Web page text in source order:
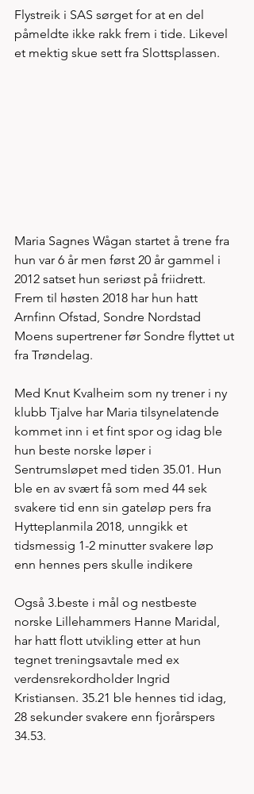
Flystreik i SAS sørget for at en del
påmeldte ikke rakk frem i tide. Likevel
et mektig skue sett fra Slottsplassen.
Maria Sagnes Wågan startet å trene fra
hun var 6 år men først 20 år gammel i
2012 satset hun seriøst på friidrett.
Frem til høsten 2018 har hun hatt
Arnfinn Ofstad, Sondre Nordstad
Moens supertrener før Sondre flyttet ut
fra Trøndelag.
Med Knut Kvalheim som ny trener i ny
klubb Tjalve har Maria tilsynelatende
kommet inn i et fint spor og idag ble
hun beste norske løper i
Sentrumsløpet med tiden 35.01. Hun
ble en av svært få som med 44 sek
svakere tid enn sin gateløp pers fra
Hytteplanmila 2018, unngikk et
tidsmessig 1-2 minutter svakere løp
enn hennes pers skulle indikere
Også 3.beste i mål og nestbeste
norske Lillehammers Hanne Maridal,
har hatt flott utvikling etter at hun
tegnet treningsavtale med ex
verdensrekordholder Ingrid
Kristiansen. 35.21 ble hennes tid idag,
28 sekunder svakere enn fjorårspers
34.53.